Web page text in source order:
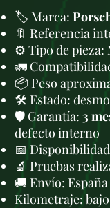
🏷️ Marca:
🔖 Referencia
⚙️ Tipo de pieza:
🚛
📦 Peso
🛠 Estado:
🛡️ Garantía: 3
defecto interno
📅
🔬 Pruebas
🚚 Envío:
Kilometraje: